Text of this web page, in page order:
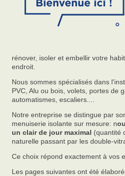
rénover, isoler et embellir votre
endroit.
Nous sommes spécialisés dans
PVC, Alu ou bois, volets, portes de
automatismes, escaliers....
Notre entreprise se distingue par
menuiserie isolante sur mesure: n
un clair de jour maximal (quantité
naturelle passant par les double-
Ce choix répond exactement à vos
Les pages suivantes ont été